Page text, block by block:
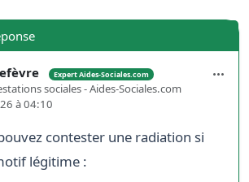
Expert Aides-Sociales.com
sociales - Aides-Sociales.com
à 04:10
contester une radiation si
légitime :